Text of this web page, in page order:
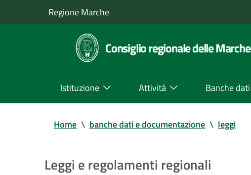
Regione Marche
Consiglio regionale delle Marche
Istituzione Attività Banche dati
Home \ banche dati e documentazione \ leggi
Leggi e regolamenti regionali